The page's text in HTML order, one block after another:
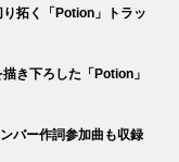
拓く「Potion」トラッ
き下ろした「Potion」
バー作詞参加曲も収録